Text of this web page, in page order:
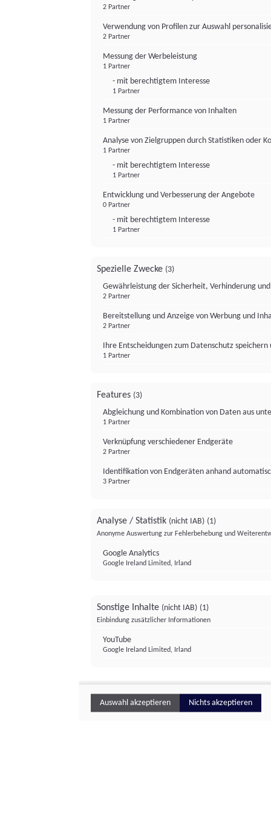
2 Partner
Verwendung von Profilen zur Auswahl
2 Partner
Messung der Werbeleistung
1 Partner
- mit berechtigtem Interesse
1 Partner
Messung der Performance von Inhalten
1 Partner
Analyse von Zielgruppen durch Statistiken oder
1 Partner
- mit berechtigtem Interesse
1 Partner
Entwicklung und Verbesserung der Angebote
0 Partner
- mit berechtigtem Interesse
1 Partner
Spezielle Zwecke (3)
Gewährleistung der Sicherheit, Verhinderung
2 Partner
Bereitstellung und Anzeige von Werbung und
2 Partner
Ihre Entscheidungen zum Datenschutz
1 Partner
Features (3)
Abgleichung und Kombination von Daten aus
1 Partner
Verknüpfung verschiedener Endgeräte
2 Partner
Identifikation von Endgeräten anhand
3 Partner
Analyse / Statistik (nicht IAB) (1)
Anonyme Auswertung zur Fehlerbehebung und
Google Analytics
Google Ireland Limited, Irland
Sonstige Inhalte (nicht IAB) (1)
Einbindung zusätzlicher Informationen
YouTube
Google Ireland Limited, Irland
Auswahl akzeptieren Nichts akzeptieren